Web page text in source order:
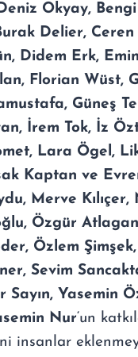
Okyay,
Delier, Ceren
Didem Erk,
Florian Wüst,
Güneş
İrem Tok, İz
Lara Ögel,
Kaptan ve
Merve Kılıçer,
Özgür
Özlem
Sevim
Sayın, Yasemin
Nur‘un
insanlar